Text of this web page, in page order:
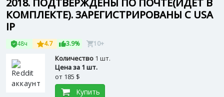
2018. ПОДТВЕРЖДЕНЫ ПО ПОЧТЕ(ИДЕТ В
КОМПЛЕКТЕ). ЗАРЕГИСТРИРОВАНЫ С USA
IP
48ч 4.7 3.9% 10+
Количество 1 шт.
Цена за 1 шт.
от 185 $
Купить